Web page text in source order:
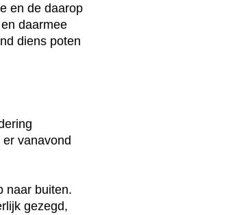
en de daarop
daarmee
diens poten
vanavond
naar buiten.
gezegd,